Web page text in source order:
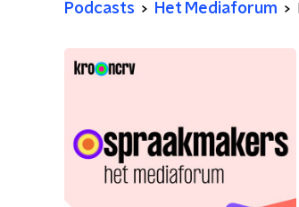
Podcasts Het Mediaforum